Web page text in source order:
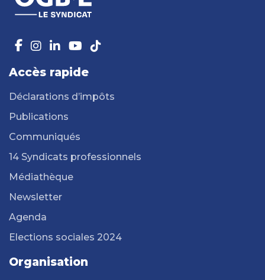
Accès rapide
Déclarations d’impôts
Publications
Communiqués
14 Syndicats professionnels
Médiathèque
Newsletter
Agenda
Elections sociales 2024
Organisation